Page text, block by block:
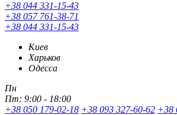
+38 044 331-15-43
+38 057 761-38-71
+38 044 331-15-43
Киев
Харьков
Одесса
Пн
Пт: 9:00 - 18:00
+38 050 179-02-18 +38 093 327-60-62 +38